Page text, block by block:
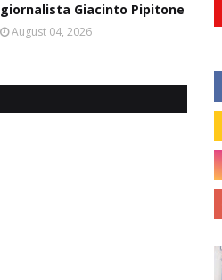
giornalista Giacinto Pipitone
August 04, 2026